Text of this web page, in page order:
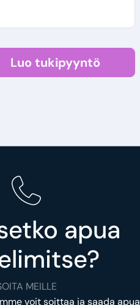
Luo tukipyyntö
apua
MEILLE
voit soittaa ja saada apua